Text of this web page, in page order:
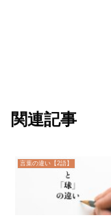
関連記事
言葉の違い【2語】